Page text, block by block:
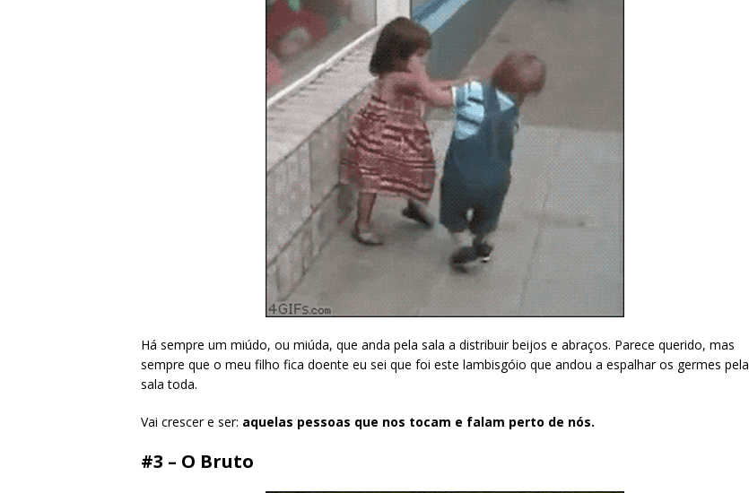
Há sempre um miúdo, ou miúda, que anda pela sala a distribuir beijos e abraços. Parece querido, mas
sempre que o meu filho fica doente eu sei que foi este lambisgóio que andou a espalhar os germes pela
sala toda.
Vai crescer e ser: aquelas pessoas que nos tocam e falam perto de nós.
#3 – O Bruto